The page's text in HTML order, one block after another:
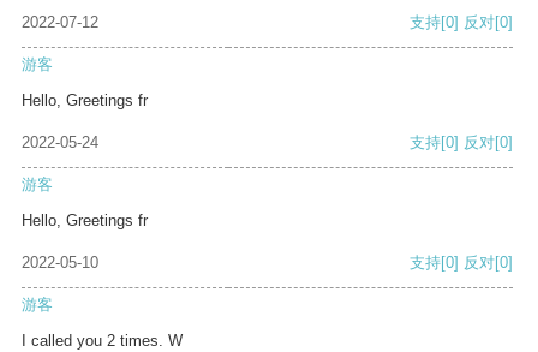
2022-07-12 支持[0] 反对[0]
游客
Hello, Greetings fr
2022-05-24 支持[0] 反对[0]
游客
Hello, Greetings fr
2022-05-10 支持[0] 反对[0]
游客
I called you 2 times. W